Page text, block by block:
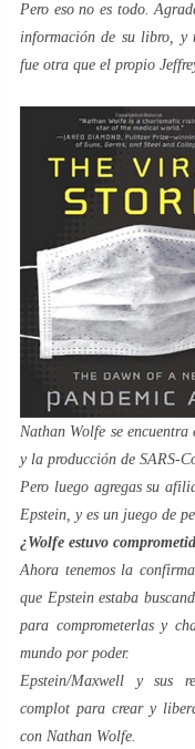
Pero eso no es todo.
información de su libro, y
fue otra que el propio
Nathan Wolfe se
y la producción de SARS-
Pero luego agregas su
Epstein, y es un juego de
¿Wolfe estuvo
Ahora tenemos la
que Epstein estaba
para comprometerlas y
mundo por poder.
Epstein/Maxwell y sus
complot para crear y
con Nathan Wolfe.